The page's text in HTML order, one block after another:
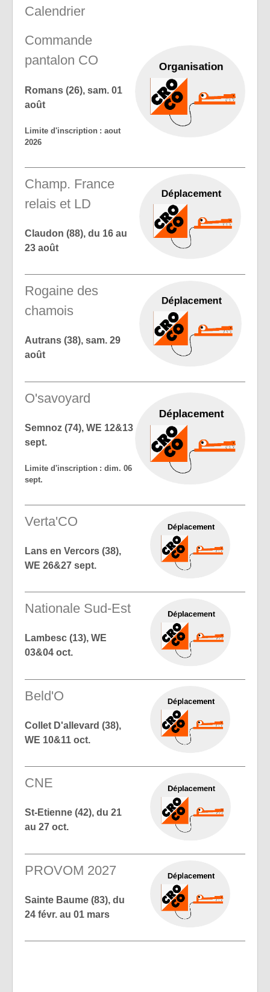
Calendrier
Commande
pantalon CO
Romans (26), sam. 01
août
Limite d'inscription : aout
2026
Champ. France
relais et LD
Claudon (88), du 16 au
23 août
Rogaine des
chamois
Autrans (38), sam. 29
août
O'savoyard
Semnoz (74), WE 12&13
sept.
Limite d'inscription : dim. 06
sept.
Verta'CO
Lans en Vercors (38),
WE 26&27 sept.
Nationale Sud-Est
Lambesc (13), WE
03&04 oct.
Beld'O
Collet D'allevard (38),
WE 10&11 oct.
CNE
St-Etienne (42), du 21
au 27 oct.
PROVOM 2027
Sainte Baume (83), du
24 févr. au 01 mars